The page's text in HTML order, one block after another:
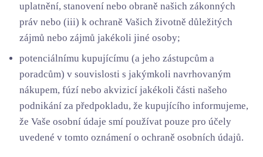
uplatnění, stanovení nebo obraně našich zákonných
práv nebo (iii) k ochraně Vašich životně důležitých
zájmů nebo zájmů jakékoli jiné osoby;
potenciálnímu kupujícímu (a jeho zástupcům a
poradcům) v souvislosti s jakýmkoli navrhovaným
nákupem, fúzí nebo akvizicí jakékoli části našeho
podnikání za předpokladu, že kupujícího informujeme,
že Vaše osobní údaje smí používat pouze pro účely
uvedené v tomto oznámení o ochraně osobních údajů.